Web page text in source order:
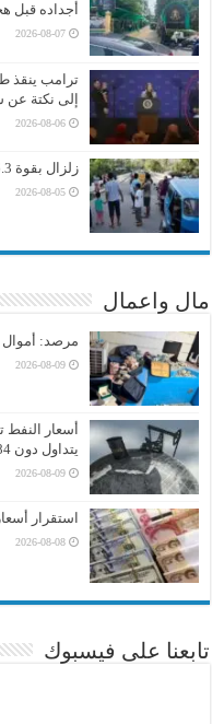
أجداده قبل
2026-08-07
ترامب ينقذ
إلى نكتة عن
2026-08-06
زلزال بقوة 6.3 درجة يضرب جنوب الفلبين (فيديو)
2026-08-05
مال واعمال
مرصد: أموال
2026-08-09
أسعار النفط
يتداول دون 84 دولاراً
2026-08-09
استقرار
2026-08-08
تابعنا على فيسبوك